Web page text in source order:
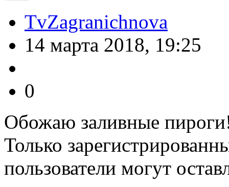
TvZagranichnova
14 марта 2018, 19:25
0
Обожаю заливные
Только
пользователи могут